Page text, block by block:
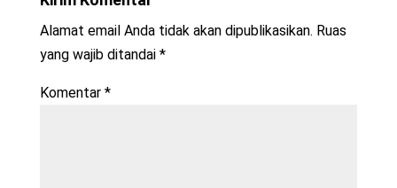
Alamat email Anda tidak akan dipublikasikan. Ruas
yang wajib ditandai *
Komentar *